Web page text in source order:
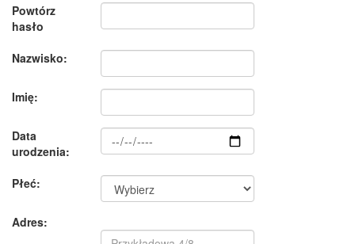
Powtórz
hasło
Nazwisko:
Imię:
Data
urodzenia:
Płeć:
Adres: